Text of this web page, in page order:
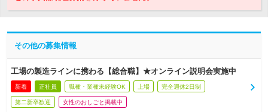
その他の募集情報
工場の製造ラインに携わる【総合職】★オンライン説明会実施中
新着 正社員 職種・業種未経験OK 上場 完全週休2日制
第二新卒歓迎 女性のおしごと掲載中